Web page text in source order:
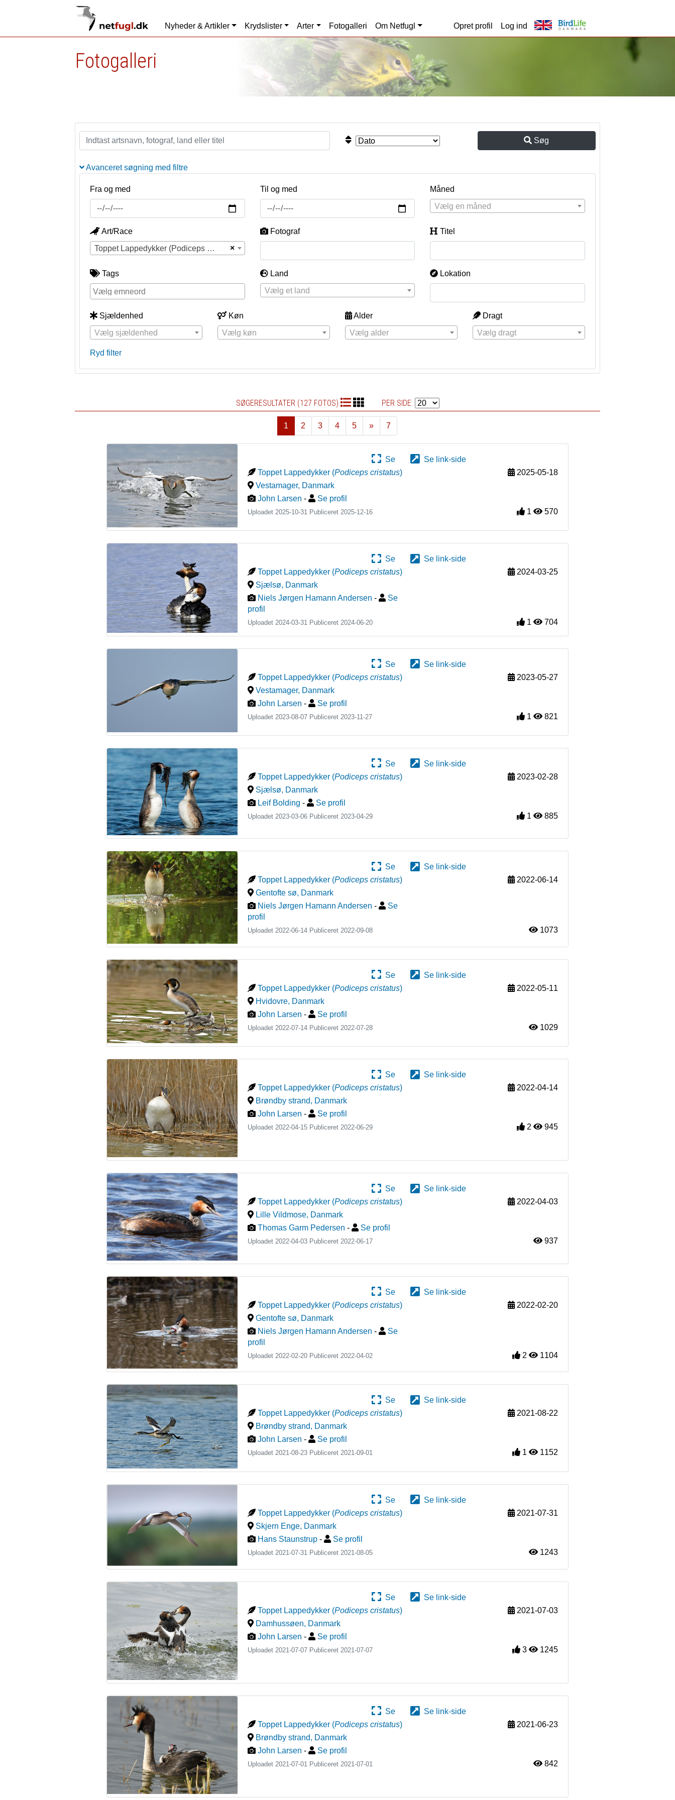
Nyheder & Artikler Krydslister Arter Fotogalleri Om Netfugl Opret profil Log ind
Fotogalleri
Søg
Avanceret søgning med filtre
Fra og med Til og med
Måned
Vælg en måned
Art/Race
×
Toppet Lappedykker (Podiceps cristatus)
Fotograf Titel
Tags
Land
Vælg et land
Lokation
Sjældenhed
Vælg sjældenhed
Køn
Vælg køn
Alder
Vælg alder
Dragt
Vælg dragt
Ryd filter
SØGERESULTATER (127 FOTOS) PER SIDE:
1 2 3 4 5
»
Næste
7
Se
Se link-side
Toppet Lappedykker (Podiceps cristatus)
2025-05-18
Vestamager, Danmark
John Larsen - Se profil
Uploadet 2025-10-31 Publiceret2025-12-16 1 570
Se
Se link-side
Toppet Lappedykker (Podiceps cristatus)
2024-03-25
Sjælsø, Danmark
Niels Jørgen Hamann Andersen -
Se
profil
Uploadet 2024-03-31 Publiceret2024-06-20 1 704
Se
Se link-side
Toppet Lappedykker (Podiceps cristatus)
2023-05-27
Vestamager, Danmark
John Larsen - Se profil
Uploadet 2023-08-07 Publiceret 2023-11-27 1 821
Se
Se link-side
Toppet Lappedykker (Podiceps cristatus)
2023-02-28
Sjælsø, Danmark
Leif Bolding - Se profil
Uploadet 2023-03-06 Publiceret 2023-04-29 1 885
Se
Se link-side
Toppet Lappedykker (Podiceps cristatus)
2022-06-14
Gentofte sø, Danmark
Niels Jørgen Hamann Andersen -
Se
profil
Uploadet 2022-06-14 Publiceret2022-09-08 1073
Se
Se link-side
Toppet Lappedykker (Podiceps cristatus)
2022-05-11
Hvidovre, Danmark
John Larsen - Se profil
Uploadet 2022-07-14 Publiceret2022-07-28 1029
Se
Se link-side
Toppet Lappedykker (Podiceps cristatus)
2022-04-14
Brøndby strand, Danmark
John Larsen - Se profil
Uploadet 2022-04-15 Publiceret2022-06-29 2 945
Se
Se link-side
Toppet Lappedykker (Podiceps cristatus)
2022-04-03
Lille Vildmose, Danmark
Thomas Garm Pedersen - Se profil
Uploadet 2022-04-03 Publiceret2022-06-17 937
Se
Se link-side
Toppet Lappedykker (Podiceps cristatus)
2022-02-20
Gentofte sø, Danmark
Niels Jørgen Hamann Andersen -
Se
profil
Uploadet 2022-02-20 Publiceret 2022-04-02 2 1104
Se
Se link-side
Toppet Lappedykker (Podiceps cristatus)
2021-08-22
Brøndby strand, Danmark
John Larsen - Se profil
Uploadet 2021-08-23 Publiceret2021-09-01 1 1152
Se
Se link-side
Toppet Lappedykker (Podiceps cristatus)
2021-07-31
Skjern Enge, Danmark
Hans Staunstrup - Se profil
Uploadet 2021-07-31 Publiceret 2021-08-05 1243
Se
Se link-side
Toppet Lappedykker (Podiceps cristatus)
2021-07-03
Damhussøen, Danmark
John Larsen - Se profil
Uploadet 2021-07-07 Publiceret2021-07-07 3 1245
Se
Se link-side
Toppet Lappedykker (Podiceps cristatus)
2021-06-23
Brøndby strand, Danmark
John Larsen - Se profil
Uploadet 2021-07-01 Publiceret2021-07-01 842